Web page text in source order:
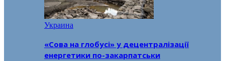
Украина
«Сова на глобусі» у децентралізації
енергетики по-закарпатськи